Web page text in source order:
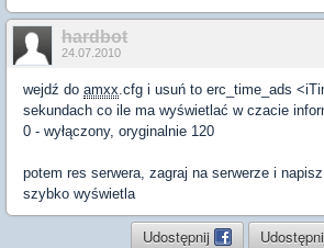
hardbot
24.07.2010
wejdź do amxx.cfg i usuń to erc_time_ads
sekundach co ile ma wyświetlać w czacie
0 - wyłączony, oryginalnie 120
potem res serwera, zagraj na serwerze i
szybko wyświetla
Udostępnij